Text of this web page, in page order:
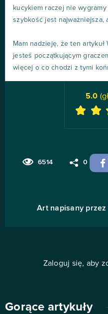
kucykiem raczej nie
szybkość jest najważniejsza,
Mam nadzieję, że ten artykuł
jesteś początkującym
więcej o co chodzi z tymi
6514 0
5.0
Art napisany przez
Zaloguj się, aby
Gorące artykuły